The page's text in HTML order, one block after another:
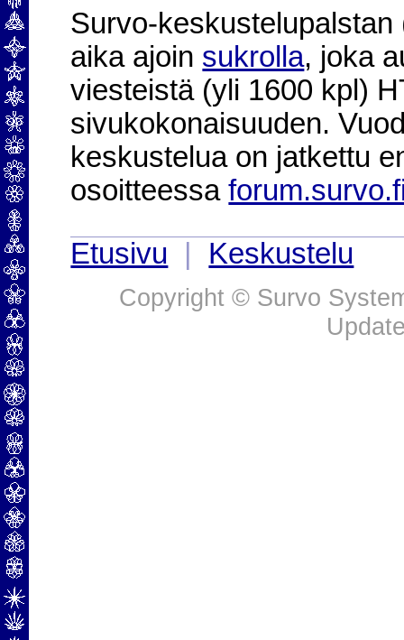
Survo-
aika ajoin sukrolla, joka
viesteistä (yli 1600 kpl)
sivukokonaisuuden.
keskustelua on jatkettu
osoitteessa
Etusivu
Keskustelu
Copyright © Survo